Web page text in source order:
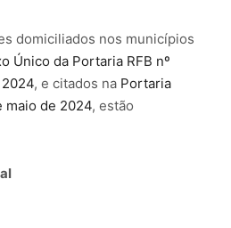
domiciliados nos municípios
Único da Portaria RFB nº
, e citados na Portaria
maio de 2024, estão